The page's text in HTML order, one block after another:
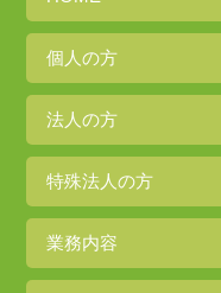
個人の方
法人の方
特殊法人の方
業務内容